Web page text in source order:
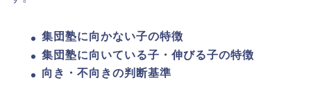
集団塾に向かない子の特徴
集団塾に向いている子・伸びる子の特徴
向き・不向きの判断基準